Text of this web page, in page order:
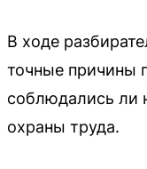
В ходе
точные причины
соблюдались ли
охраны труда.